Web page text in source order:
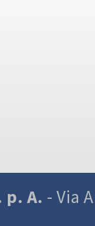
p. A. - Via